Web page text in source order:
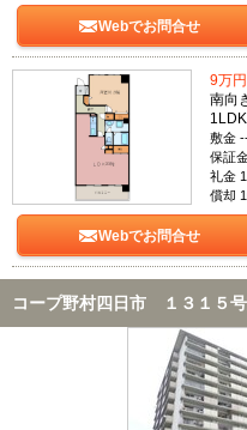
Webでお問合せ
9万円
南向
敷金
保証
礼金
償却
Webでお問合せ
コープ野村四日市 １３１５